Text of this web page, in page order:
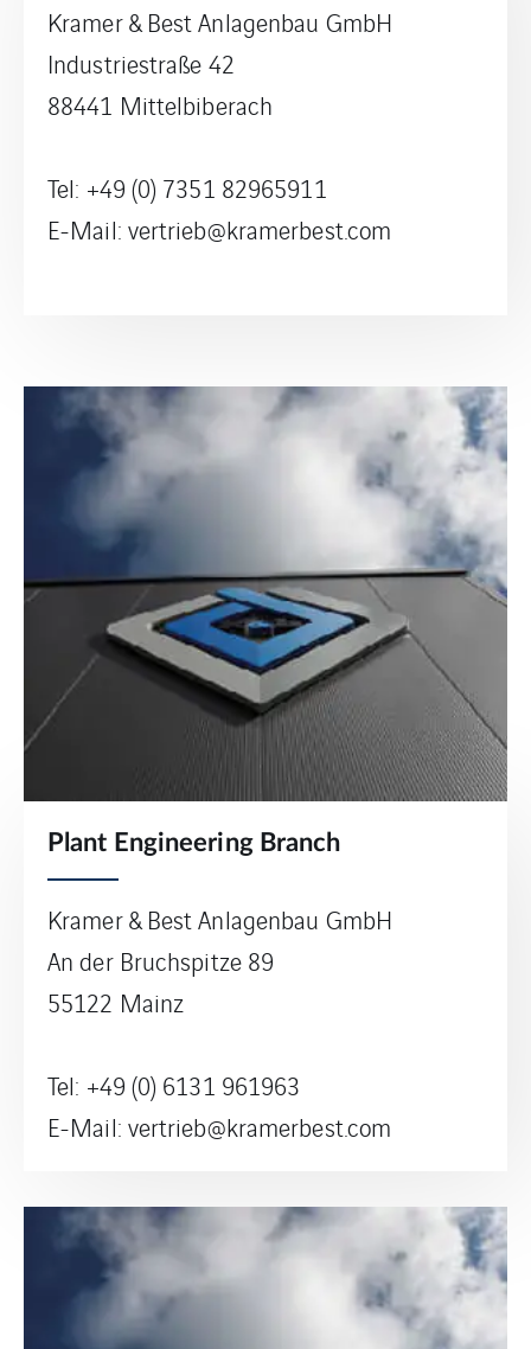
Kramer & Best Anlagenbau GmbH
Industriestraße 42
88441 Mittelbiberach
Tel: +49 (0) 7351 82965911
E-Mail: vertrieb@kramerbest.com
Plant Engineering Branch
Kramer & Best Anlagenbau GmbH
An der Bruchspitze 89
55122 Mainz
Tel: +49 (0) 6131 961963
E-Mail: vertrieb@kramerbest.com